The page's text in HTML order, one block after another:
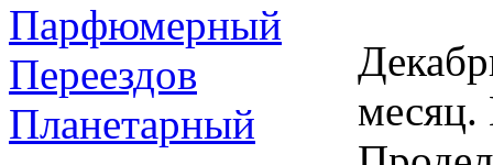
Парфюмерный
Переездов
Планетарный
месяц.